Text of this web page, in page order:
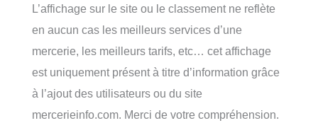
L’affichage sur le site ou le classement ne reflète
en aucun cas les meilleurs services d’une
mercerie, les meilleurs tarifs, etc… cet affichage
est uniquement présent à titre d’information grâce
à l’ajout des utilisateurs ou du site
mercerieinfo.com. Merci de votre compréhension.